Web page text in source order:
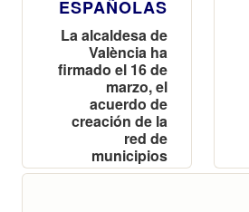
ESPAÑOLAS
La alcaldesa de
València ha
firmado el 16 de
marzo, el
acuerdo de
creación de la
red de
municipios
junto a